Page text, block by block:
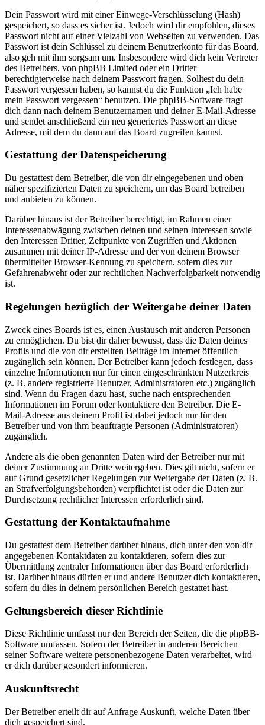
Dein Passwort wird mit einer Einwege-Verschlüsselung (Hash)
gespeichert, so dass es sicher ist. Jedoch wird dir empfohlen, dieses
Passwort nicht auf einer Vielzahl von Webseiten zu verwenden. Das
Passwort ist dein Schlüssel zu deinem Benutzerkonto für das Board,
also geh mit ihm sorgsam um. Insbesondere wird dich kein Vertreter
des Betreibers, von phpBB Limited oder ein Dritter
berechtigterweise nach deinem Passwort fragen. Solltest du dein
Passwort vergessen haben, so kannst du die Funktion „Ich habe
mein Passwort vergessen“ benutzen. Die phpBB-Software fragt
dich dann nach deinem Benutzernamen und deiner E-Mail-Adresse
und sendet anschließend ein neu generiertes Passwort an diese
Adresse, mit dem du dann auf das Board zugreifen kannst.
Gestattung der Datenspeicherung
Du gestattest dem Betreiber, die von dir eingegebenen und oben
näher spezifizierten Daten zu speichern, um das Board betreiben
und anbieten zu können.
Darüber hinaus ist der Betreiber berechtigt, im Rahmen einer
Interessenabwägung zwischen deinen und seinen Interessen sowie
den Interessen Dritter, Zeitpunkte von Zugriffen und Aktionen
zusammen mit deiner IP-Adresse und der von deinem Browser
übermittelter Browser-Kennung zu speichern, sofern dies zur
Gefahrenabwehr oder zur rechtlichen Nachverfolgbarkeit notwendig
ist.
Regelungen bezüglich der Weitergabe deiner Daten
Zweck eines Boards ist es, einen Austausch mit anderen Personen
zu ermöglichen. Du bist dir daher bewusst, dass die Daten deines
Profils und die von dir erstellten Beiträge im Internet öffentlich
zugänglich sein können. Der Betreiber kann jedoch festlegen, dass
einzelne Informationen nur für einen eingeschränkten Nutzerkreis
(z. B. andere registrierte Benutzer, Administratoren etc.) zugänglich
sind. Wenn du Fragen dazu hast, suche nach entsprechenden
Informationen im Forum oder kontaktiere den Betreiber. Die E-
Mail-Adresse aus deinem Profil ist dabei jedoch nur für den
Betreiber und von ihm beauftragte Personen (Administratoren)
zugänglich.
Andere als die oben genannten Daten wird der Betreiber nur mit
deiner Zustimmung an Dritte weitergeben. Dies gilt nicht, sofern er
auf Grund gesetzlicher Regelungen zur Weitergabe der Daten (z. B.
an Strafverfolgungsbehörden) verpflichtet ist oder die Daten zur
Durchsetzung rechtlicher Interessen erforderlich sind.
Gestattung der Kontaktaufnahme
Du gestattest dem Betreiber darüber hinaus, dich unter den von dir
angegebenen Kontaktdaten zu kontaktieren, sofern dies zur
Übermittlung zentraler Informationen über das Board erforderlich
ist. Darüber hinaus dürfen er und andere Benutzer dich kontaktieren,
sofern du dies in deinem persönlichen Bereich gestattet hast.
Geltungsbereich dieser Richtlinie
Diese Richtlinie umfasst nur den Bereich der Seiten, die die phpBB-
Software umfassen. Sofern der Betreiber in anderen Bereichen
seiner Software weitere personenbezogene Daten verarbeitet, wird
er dich darüber gesondert informieren.
Auskunftsrecht
Der Betreiber erteilt dir auf Anfrage Auskunft, welche Daten über
dich gespeichert sind.